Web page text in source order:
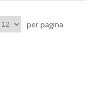
per pagina